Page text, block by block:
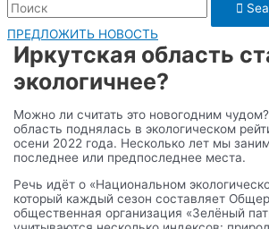
ПРЕДЛОЖИТЬ НОВОСТЬ
Иркутская область
экологичнее?
Можно ли считать это новогодним
область поднялась в экологическом
осени 2022 года. Несколько лет мы
последнее или предпоследнее места.
Речь идёт о «Национальном
который каждый сезон составляет
общественная организация «Зелёный